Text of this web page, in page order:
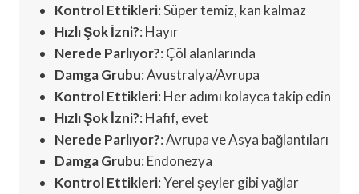
Kontrol Ettikleri: Süper temiz, kan kalmaz
Hızlı Şok İzni?: Hayır
Nerede Parlıyor?: Çöl alanlarında
Damga Grubu: Avustralya/Avrupa
Kontrol Ettikleri: Her adımı kolayca takip edin
Hızlı Şok İzni?: Hafif, evet
Nerede Parlıyor?: Avrupa ve Asya bağlantıları
Damga Grubu: Endonezya
Kontrol Ettikleri: Yerel şeyler gibi yağlar